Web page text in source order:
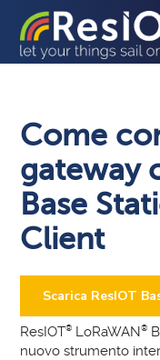
Come
gateway
Base
Client
Scarica ResIOT
ResIOT® LoRaWAN®
nuovo strumento